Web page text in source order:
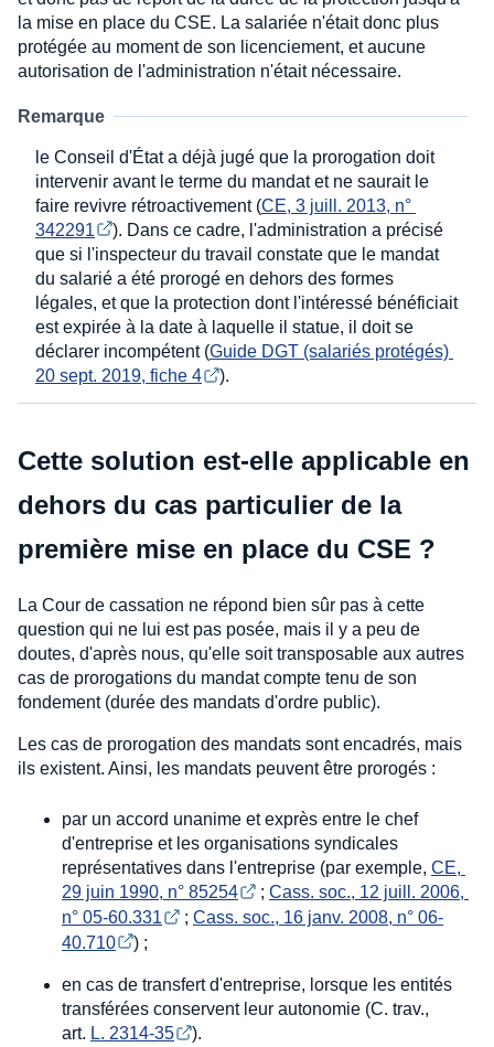
la mise en place du CSE. La salariée n'était donc plus
protégée au moment de son licenciement, et aucune
autorisation de l'administration n'était nécessaire.
Remarque
le Conseil d'État a déjà jugé que la prorogation doit
intervenir avant le terme du mandat et ne saurait le
faire revivre rétroactivement (CE, 3 juill. 2013, n°
342291
). Dans ce cadre, l'administration a précisé
que si l'inspecteur du travail constate que le mandat
du salarié a été prorogé en dehors des formes
légales, et que la protection dont l'intéressé bénéficiait
est expirée à la date à laquelle il statue, il doit se
déclarer incompétent (Guide DGT (salariés protégés)
20 sept. 2019, fiche 4
).
Cette solution est-elle applicable en
dehors du cas particulier de la
première mise en place du CSE ?
La Cour de cassation ne répond bien sûr pas à cette
question qui ne lui est pas posée, mais il y a peu de
doutes, d'après nous, qu'elle soit transposable aux autres
cas de prorogations du mandat compte tenu de son
fondement (durée des mandats d'ordre public).
Les cas de prorogation des mandats sont encadrés, mais
ils existent. Ainsi, les mandats peuvent être prorogés :
par un accord unanime et exprès entre le chef
d'entreprise et les organisations syndicales
représentatives dans l'entreprise (par exemple, CE,
29 juin 1990, n° 85254
; Cass. soc., 12 juill. 2006,
n° 05-60.331
; Cass. soc., 16 janv. 2008, n° 06-
40.710
) ;
en cas de transfert d'entreprise, lorsque les entités
transférées conservent leur autonomie (C. trav.,
art. L. 2314-35 ).